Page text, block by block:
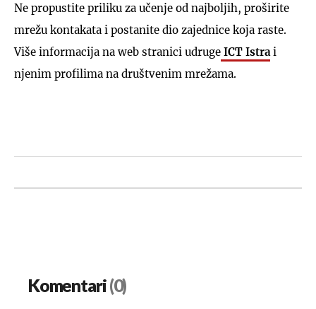
Ne propustite priliku za učenje od najboljih, proširite
mrežu kontakata i postanite dio zajednice koja raste.
Više informacija na web stranici udruge ICT Istra i
njenim profilima na društvenim mrežama.
Komentari(0)